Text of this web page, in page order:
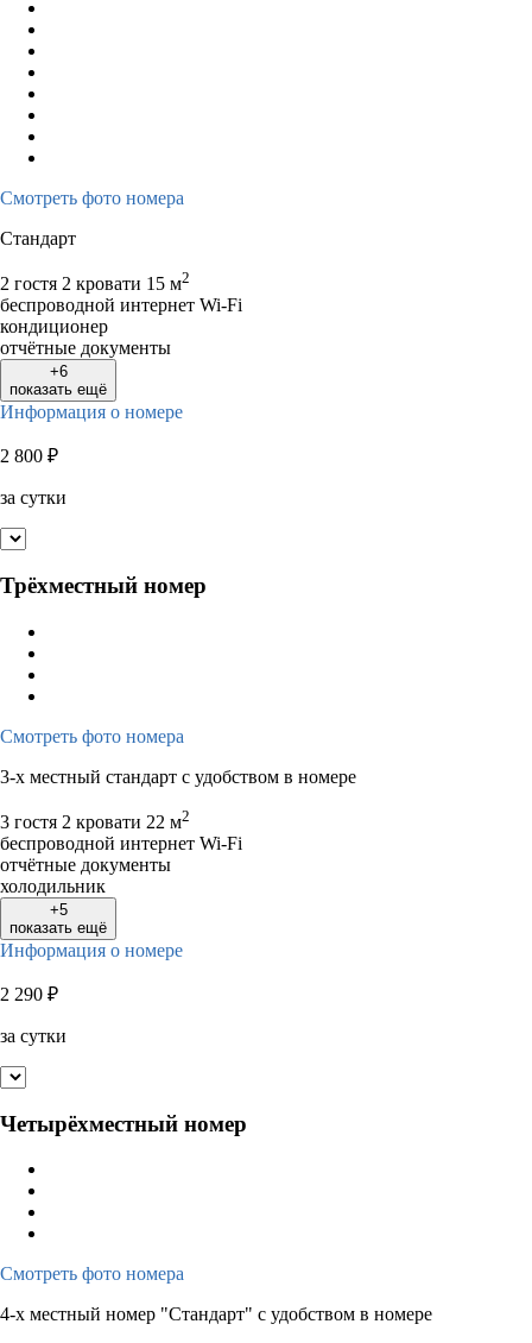
Смотреть фото номера
Стандарт
2 гостя 2 кровати 15 м2
беспроводной интернет Wi-Fi
кондиционер
отчётные документы
+6
показать ещё
Информация о номере
2 800 ₽
за сутки
Трёхместный номер
Смотреть фото номера
3-х местный стандарт с удобством в номере
3 гостя 2 кровати 22 м2
беспроводной интернет Wi-Fi
отчётные документы
холодильник
+5
показать ещё
Информация о номере
2 290 ₽
за сутки
Четырёхместный номер
Смотреть фото номера
4-х местный номер "Стандарт" с удобством в номере